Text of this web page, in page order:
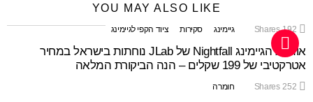
YOU MAY ALSO LIKE
192
Shares גיימינג סקירות ציוד הקפי לגיימינג
אוזניות הגיימינג Nightfall של JLab נוחתות בישראל במחיר
אטרקטיבי של 199 שקלים – הנה הביקורת המלאה
252
Shares חומרה